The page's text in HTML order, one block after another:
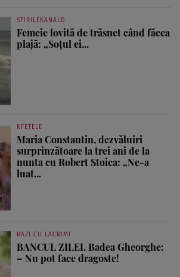
STIRILEKANALD
Femeie lovită de trăsnet când făcea
plajă: „Soțul ei...
KFETELE
Maria Constantin, dezvăluiri
surprinzătoare la trei ani de la
nunta cu Robert Stoica: „Ne-a
luat...
RAZI CU LACRIMI
BANCUL ZILEI. Badea Gheorghe:
– Nu pot face dragoste!